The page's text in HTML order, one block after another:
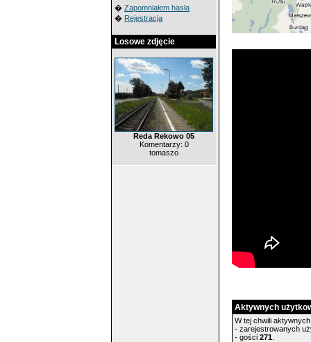
� Zapomniałem hasła
� Rejestracja
Losowe zdjęcie
Reda Rekowo 05
Komentarzy: 0
tomaszo
Aktywnych
W tej chwili
- zarejestrowanych
- gości 271